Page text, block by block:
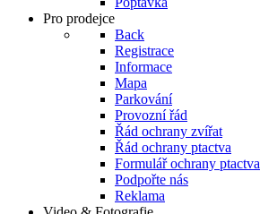
Pro prodejce
Back
Registrace
Informace
Mapa
Parkování
Provozní řád
Řád ochrany zvířat
Řád ochrany ptactva
Formulář ochrany ptactva
Podpořte nás
Reklama